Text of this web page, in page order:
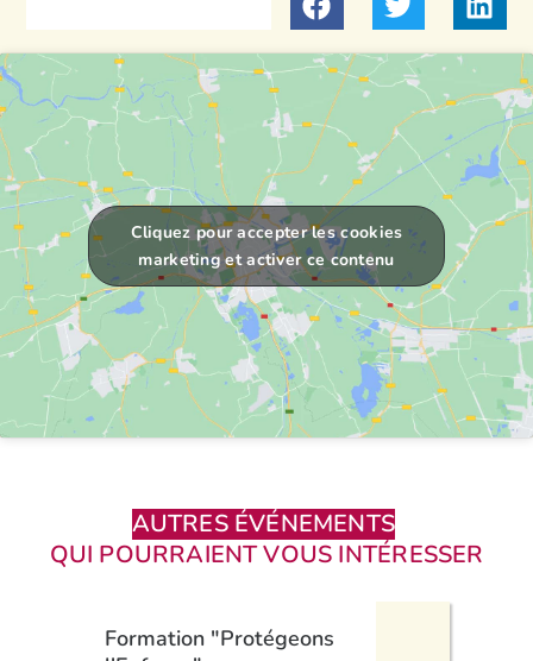
Cliquez pour accepter les cookies
marketing et activer ce contenu
AUTRES ÉVÉNEMENTS
QUI POURRAIENT VOUS INTÉRESSER
Formation "Protégeons